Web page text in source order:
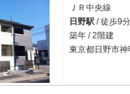
ＪＲ中央線
日野駅 / 徒歩9分
築年 / 2階建
東京都日野市神